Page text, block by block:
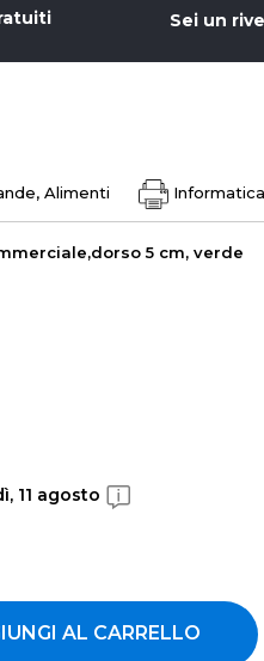
Sei un
Alimenti
Informatica
5 cm, verde
11 agosto
AL CARRELLO